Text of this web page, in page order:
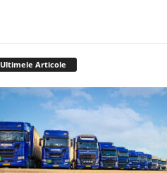
Ultimele Articole